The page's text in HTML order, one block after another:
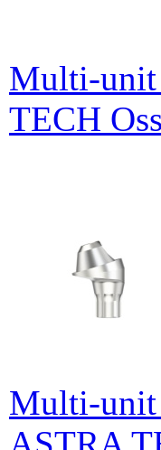
Multi-unit
TECH
Multi-unit